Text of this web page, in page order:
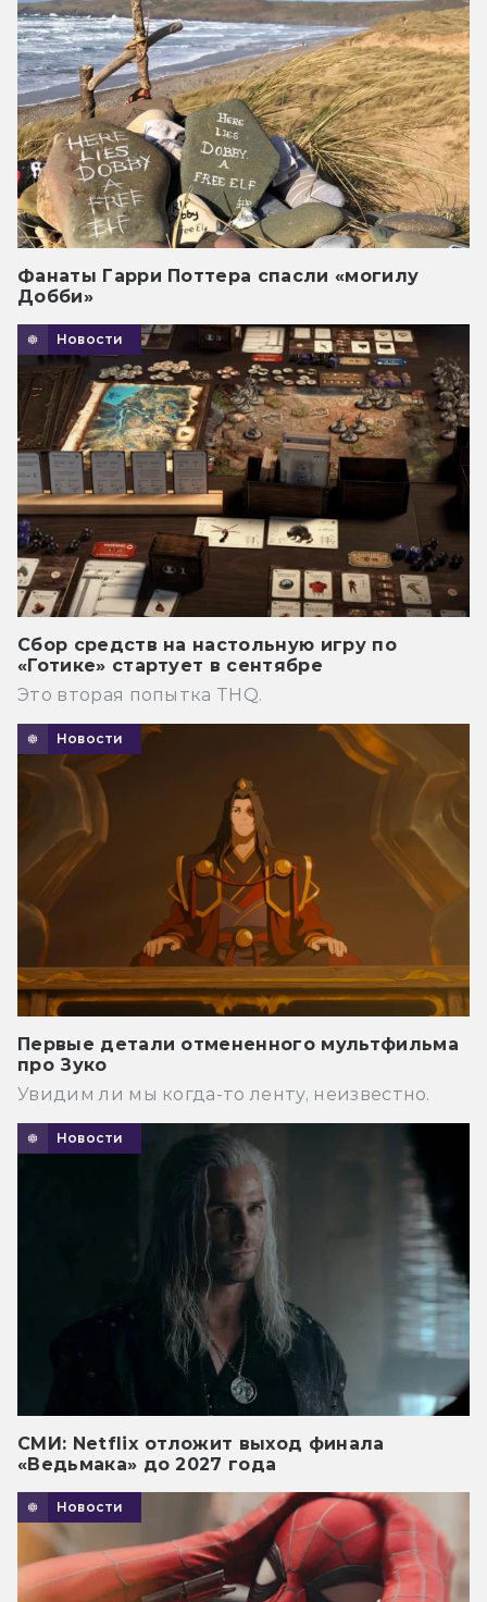
Фанаты Гарри Поттера спасли «могилу
Добби»
Новости
Сбор средств на настольную игру по
«Готике» стартует в сентябре
Это вторая попытка THQ.
Новости
Первые детали отмененного мультфильма
про Зуко
Увидим ли мы когда-то ленту, неизвестно.
Новости
СМИ: Netflix отложит выход финала
«Ведьмака» до 2027 года
Новости